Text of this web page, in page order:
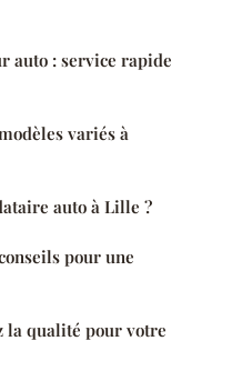
auto : service rapide
variés à
auto à Lille ?
pour une
la qualité pour votre